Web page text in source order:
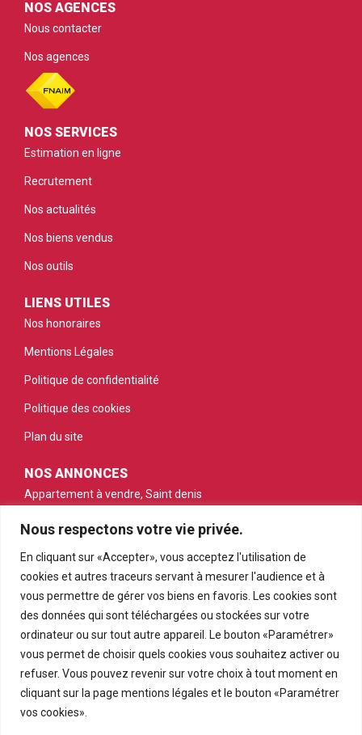
Nous respectons votre vie privée.
En cliquant sur «Accepter», vous acceptez l'utilisation de
cookies et autres traceurs servant à mesurer l'audience et à
vous permettre de gérer vos biens en favoris. Les cookies sont
des données qui sont téléchargées ou stockées sur votre
ordinateur ou sur tout autre appareil. Le bouton «Paramétrer»
vous permet de choisir quels cookies vous souhaitez activer ou
refuser. Vous pouvez revenir sur votre choix à tout moment en
cliquant sur la page mentions légales et le bouton «Paramétrer
vos cookies».
NOS AGENCES
Nous contacter
Nos agences
NOS SERVICES
Estimation en ligne
Recrutement
Nos actualités
Nos biens vendus
Nos outils
LIENS UTILES
Nos honoraires
Mentions Légales
Politique de confidentialité
Politique des cookies
Plan du site
NOS ANNONCES
Appartement à vendre, Saint denis
Maison à vendre, Saint denis
Appartement à vendre, Saint gilles les bains
Appartement à vendre, Saint pierre
Terrain à vendre, Petite ile